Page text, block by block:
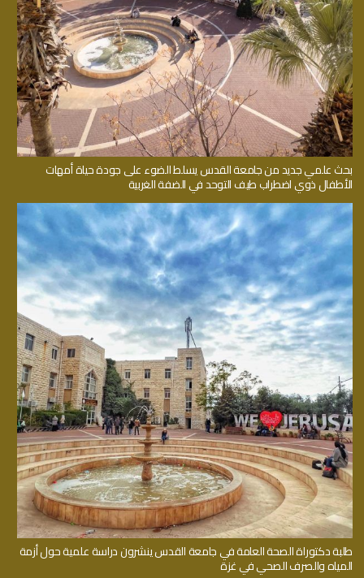
بحث علمي جديد من جامعة القدس يسلط الضوء على جودة حياة أمهات
الأطفال ذوي اضطراب طيف التوحد في الضفة الغربية
طلبة دكتوراة الصحة العامة في جامعة القدس ينشرون دراسة علمية حول أزمة
المياه والصرف الصحي في غزة